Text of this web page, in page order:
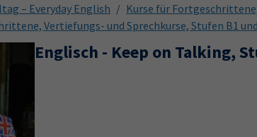
– Everyday English
Kurse für
Vertiefungs- und Sprechkurse, Stufen B1
Englisch - Keep on Talking,